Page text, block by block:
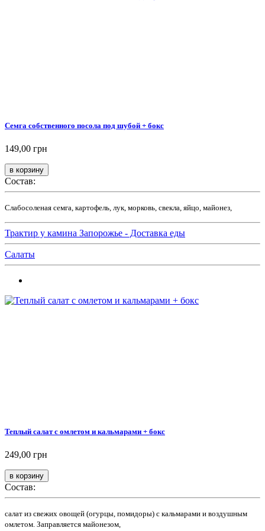
Семга собственного посола под шубой + бокс
149,00 грн
Состав:
Слабосоленая семга, картофель, лук, морковь, свекла, яйцо, майонез,
Трактир у камина Запорожье - Доставка еды
Салаты
Теплый салат с омлетом и кальмарами + бокс
249,00 грн
Состав:
салат из свежих овощей (огурцы, помидоры) с кальмарами и воздушным
омлетом. Заправляется майонезом,